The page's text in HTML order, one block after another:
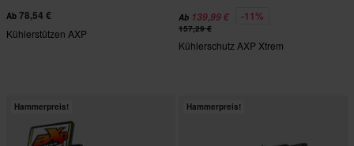
Ab 78,54 €
Kühlerstützen AXP
Ab 139,99 € -11%
157,29 €
Kühlerschutz AXP Xtrem
Hammerpreis! Hammerpreis!